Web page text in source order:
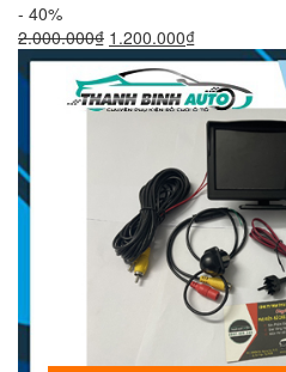
- 40%
2.000.000₫ Giá
gốc
là:
2.000.000₫.
1.200.000₫Giá
hiện
tại
là:
1.200.000₫.